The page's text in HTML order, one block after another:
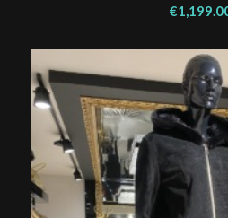
€